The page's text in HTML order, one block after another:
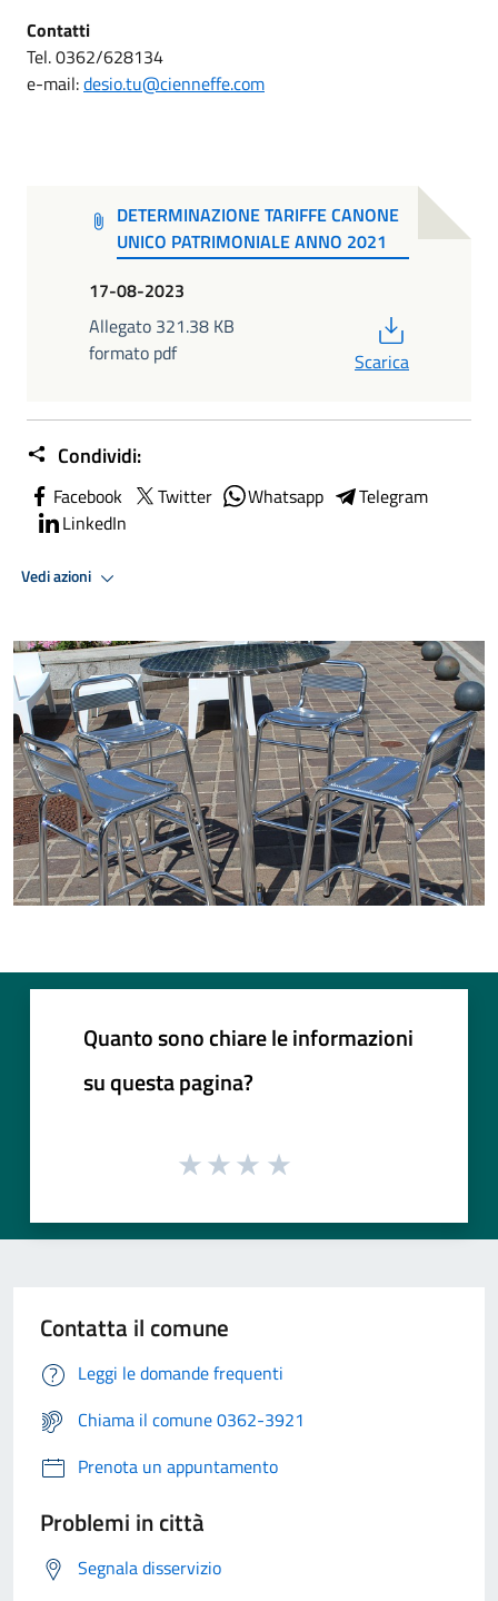
Contatti
Tel. 0362/628134
e-mail:desio.tu@cienneffe.com
DETERMINAZIONE TARIFFE CANONE
UNICO PATRIMONIALE ANNO 2021
17-08-2023
Allegato 321.38 KB
formato pdf
Scarica
Condividi:
Facebook Twitter Whatsapp
Telegram
LinkedIn
Vedi azioni
Quanto sono chiare le informazioni
su questa pagina?
Contatta il comune
Leggi le domande frequenti
Chiama il comune 0362-3921
Prenota un appuntamento
Problemi in città
Segnala disservizio